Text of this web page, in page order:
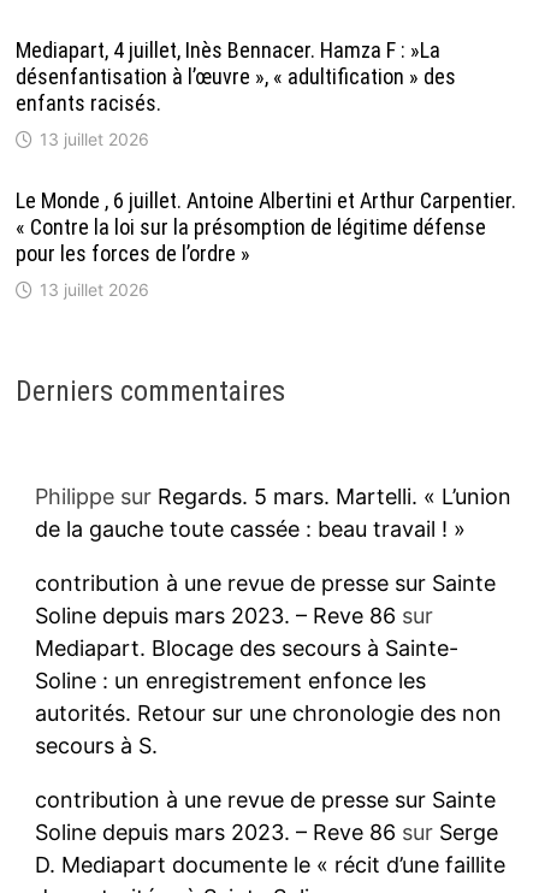
Mediapart, 4 juillet, Inès Bennacer. Hamza F : »La
désenfantisation à l’œuvre », « adultification » des
enfants racisés.
13 juillet 2026
Le Monde , 6 juillet. Antoine Albertini et Arthur Carpentier.
« Contre la loi sur la présomption de légitime défense
pour les forces de l’ordre »
13 juillet 2026
Derniers commentaires
Philippesur Regards. 5 mars. Martelli. « L’union
de la gauche toute cassée : beau travail ! »
contribution à une revue de presse sur Sainte
Soline depuis mars 2023. – Reve 86 sur
Mediapart. Blocage des secours à Sainte-
Soline : un enregistrement enfonce les
autorités. Retour sur une chronologie des non
secours à S.
contribution à une revue de presse sur Sainte
Soline depuis mars 2023. – Reve 86 sur Serge
D. Mediapart documente le « récit d’une faillite